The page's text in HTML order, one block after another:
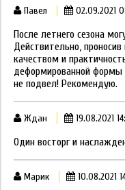
Павел 02.09.2021
После летнего сезона
Действительно,
качеством и
деформированной формы
не подвел! Рекомендую.
Ждан 19.08.2021
Один восторг и
Марик 10.08.2021